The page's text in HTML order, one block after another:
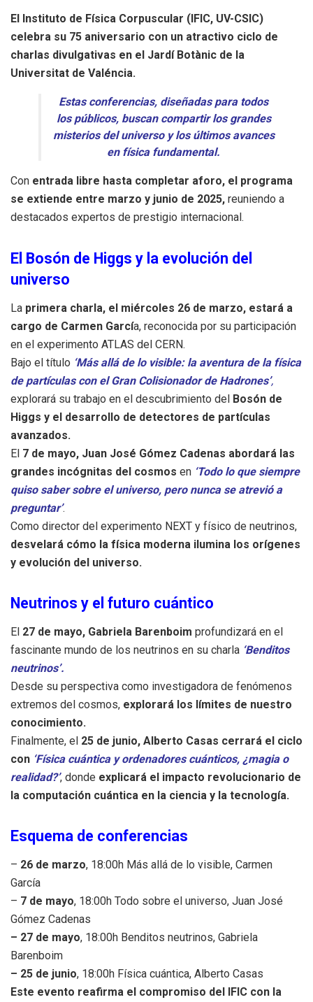
El Instituto de Física Corpuscular (IFIC, UV-CSIC)
celebra su 75 aniversario con un atractivo ciclo de
charlas divulgativas en el Jardí Botànic de la
Universitat de Valéncia.
Estas conferencias, diseñadas para todos
los públicos, buscan compartir los grandes
misterios del universo y los últimos avances
en física fundamental.
Con entrada libre hasta completar aforo, el programa
se extiende entre marzo y junio de 2025, reuniendo a
destacados expertos de prestigio internacional.
El Bosón de Higgs y la evolución del
universo
La primera charla, el miércoles 26 de marzo, estará a
cargo de Carmen García, reconocida por su participación
en el experimento ATLAS del CERN.
Bajo el título ‘Más allá de lo visible: la aventura de la física
de partículas con el Gran Colisionador de Hadrones’,
explorará su trabajo en el descubrimiento del Bosón de
Higgs y el desarrollo de detectores de partículas
avanzados.
El 7 de mayo, Juan José Gómez Cadenas abordará las
grandes incógnitas del cosmos en ‘Todo lo que siempre
quiso saber sobre el universo, pero nunca se atrevió a
preguntar’.
Como director del experimento NEXT y físico de neutrinos,
desvelará cómo la física moderna ilumina los orígenes
y evolución del universo.
Neutrinos y el futuro cuántico
El 27 de mayo, Gabriela Barenboim profundizará en el
fascinante mundo de los neutrinos en su charla ‘Benditos
neutrinos’.
Desde su perspectiva como investigadora de fenómenos
extremos del cosmos, explorará los límites de nuestro
conocimiento.
Finalmente, el 25 de junio, Alberto Casas cerrará el ciclo
con ‘Física cuántica y ordenadores cuánticos, ¿magia o
realidad?’, donde explicará el impacto revolucionario de
la computación cuántica en la ciencia y la tecnología.
Esquema de conferencias
– 26 de marzo, 18:00h Más allá de lo visible, Carmen
García
– 7 de mayo, 18:00h Todo sobre el universo, Juan José
Gómez Cadenas
– 27 de mayo, 18:00h Benditos neutrinos, Gabriela
Barenboim
– 25 de junio, 18:00h Física cuántica, Alberto Casas
Este evento reafirma el compromiso del IFIC con la